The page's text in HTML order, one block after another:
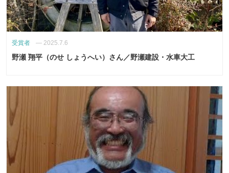
受賞者 — 2025.7.6
野瀬 翔平（のせ しょうへい）さん／野瀬建設・水車大工